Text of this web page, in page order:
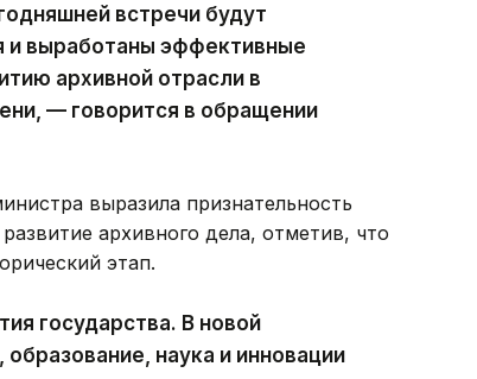
встречи будут
и выработаны эффективные
архивной отрасли в
— говорится в обращении
выразила признательность
архивного дела, отметив, что
этап.
государства. В новой
наука и инновации